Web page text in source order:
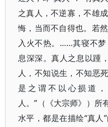
之真人，不逆寡，不雄
悔，当而不自得也。若
入火不热。……其寝不
息深深。真人之息以踵
人，不知说生，不知恶
是之谓不以心损道
人。”（《大宗师》）所
水平，都是在描绘“真人